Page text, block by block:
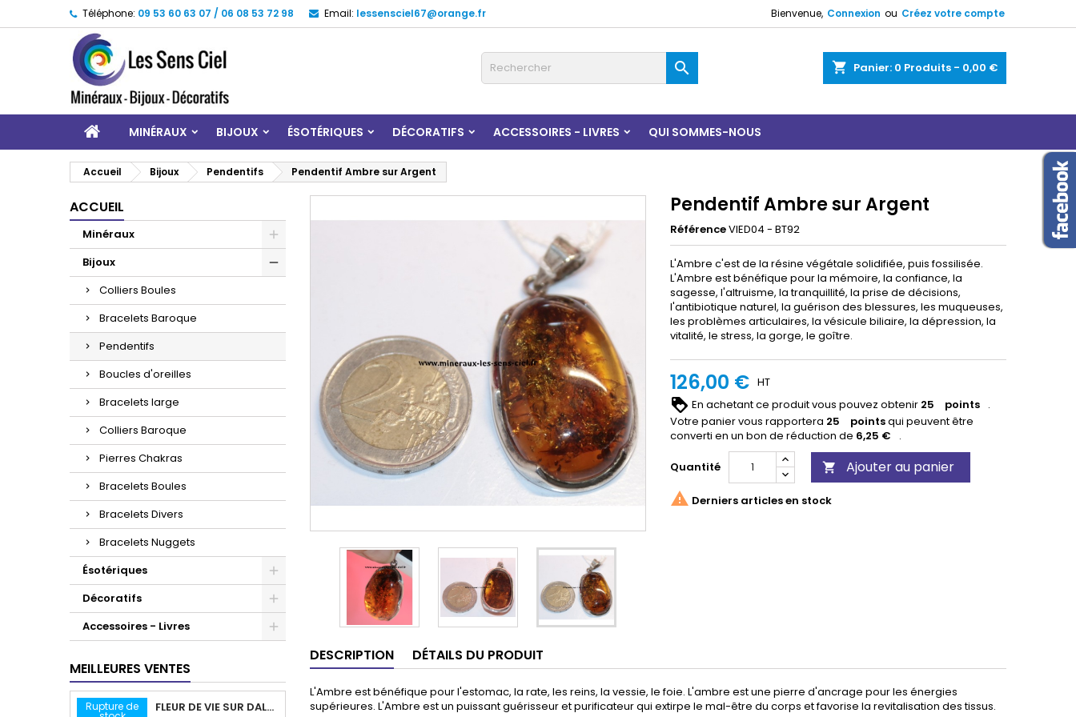
Téléphone: 09 53 60 63 07 / 06 08 53 72 98 Email: lessensciel67@orange.fr Bienvenue, Connexion ou Créez votre compte
shopping_cart Panier: 0 Produits - 0,00 €

MINÉRAUX BIJOUX ÉSOTÉRIQUES DÉCORATIFS ACCESSOIRES - LIVRES QUI SOMMES-NOUS
Accueil Bijoux Pendentifs Pendentif Ambre sur Argent
ACCUEIL
Minéraux
Bijoux
Colliers Boules
Bracelets Baroque
Pendentifs
Boucles d'oreilles
Bracelets large
Colliers Baroque
Pierres Chakras
Bracelets Boules
Bracelets Divers
Bracelets Nuggets
Ésotériques
Décoratifs
Accessoires - Livres
MEILLEURES VENTES
Rupture de
FLEUR DE VIE SUR DALLE EN STÉATITE
Pendentif Ambre sur Argent
RéférenceVIED04 - BT92
L'Ambre c'est de la résine végétale solidifiée, puis fossilisée.
L'Ambre est bénéfique pour la mémoire, la confiance, la
sagesse, l'altruisme, la tranquillité, la prise de décisions,
l'antibiotique naturel, la guérison des blessures, les muqueuses,
les problèmes articulaires, la vésicule biliaire, la dépression, la
vitalité, le stress, la gorge, le goître.
126,00 € HT
En achetant ce produit vous pouvez obtenir 25 points .
Votre panier vous rapportera 25 pointsqui peuvent être
converti en un bon de réduction de 6,25 € .
Quantité  Ajouter au panier
 Derniers articles en stock
DESCRIPTION DÉTAILS DU PRODUIT
L'Ambre est bénéfique pour l'estomac, la rate, les reins, la vessie, le foie. L'ambre est une pierre d'ancrage pour les énergies
supérieures. L'Ambre est un puissant guérisseur et purificateur qui extirpe le mal-être du corps et favorise la revitalisation des tissus.